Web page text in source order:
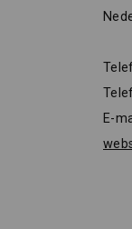
E-